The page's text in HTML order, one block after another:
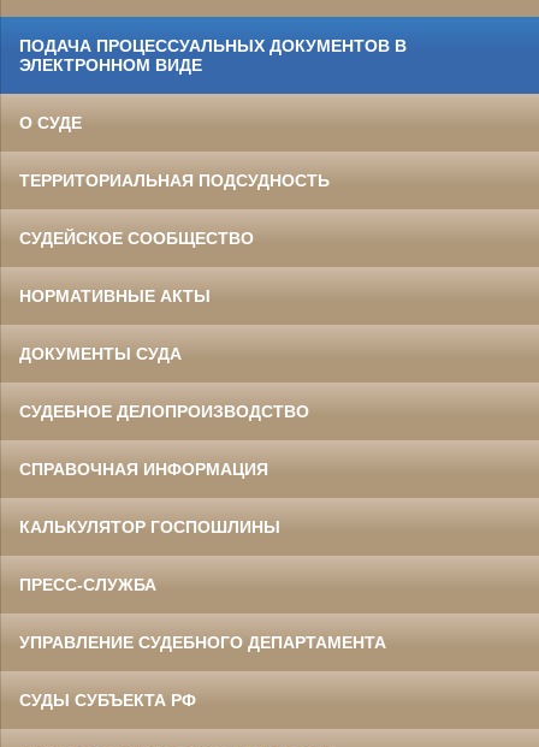
ПОДАЧА ПРОЦЕССУАЛЬНЫХ ДОКУМЕНТОВ В
ЭЛЕКТРОННОМ ВИДЕ
О СУДЕ
ТЕРРИТОРИАЛЬНАЯ ПОДСУДНОСТЬ
СУДЕЙСКОЕ СООБЩЕСТВО
НОРМАТИВНЫЕ АКТЫ
ДОКУМЕНТЫ СУДА
СУДЕБНОЕ ДЕЛОПРОИЗВОДСТВО
СПРАВОЧНАЯ ИНФОРМАЦИЯ
КАЛЬКУЛЯТОР ГОСПОШЛИНЫ
ПРЕСС-СЛУЖБА
УПРАВЛЕНИЕ СУДЕБНОГО ДЕПАРТАМЕНТА
СУДЫ СУБЪЕКТА РФ